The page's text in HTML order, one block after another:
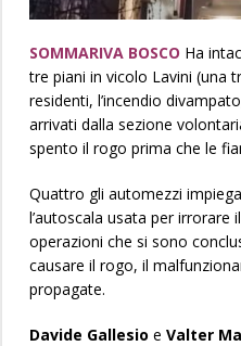
SOMMARIVA BOSCO Ha
tre piani in vicolo Lavini (una
residenti, l’incendio
arrivati dalla sezione
spento il rogo prima che le
Quattro gli automezzi
l’autoscala usata per irrorare
operazioni che si sono
causare il rogo, il
propagate.
Davide Gallesio e Valter